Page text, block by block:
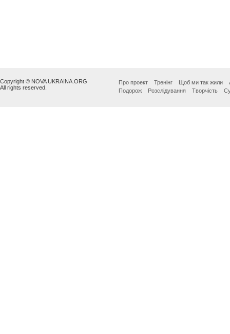
Copyright © NOVA UKRAINA.ORG
All rights reserved.
Про проект Тренінг Щоб ми так жили
Подорож
Розслідування Творчість